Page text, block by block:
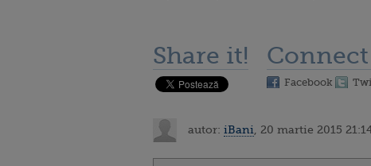
Share it! Connect
Facebook
autor: iBani , 20 martie 2015